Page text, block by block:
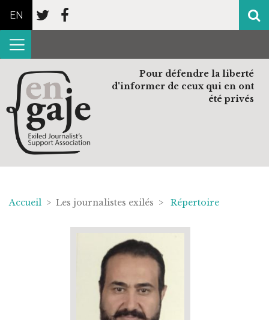
EN
Pour défendre la liberté
d'informer de ceux qui en ont
été privés
Accueil > Les journalistes exilés > Répertoire